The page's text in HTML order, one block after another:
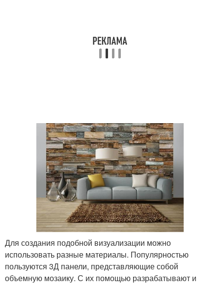
Для создания подобной визуализации можно
использовать разные материалы. Популярностью
пользуются 3Д панели, представляющие собой
объемную мозаику. С их помощью разрабатывают и